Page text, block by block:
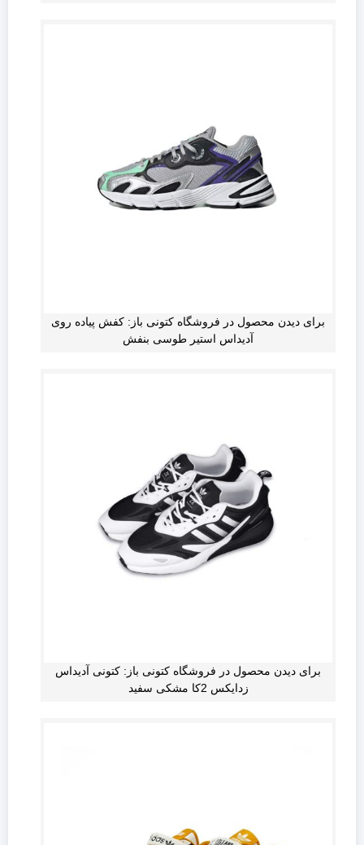
برای دیدن محصول در فروشگاه کتونی باز: کفش پیاده روی
آدیداس استیر طوسی بنفش
برای دیدن محصول در فروشگاه کتونی باز: کتونی آدیداس
زدایکس 2کا مشکی سفید